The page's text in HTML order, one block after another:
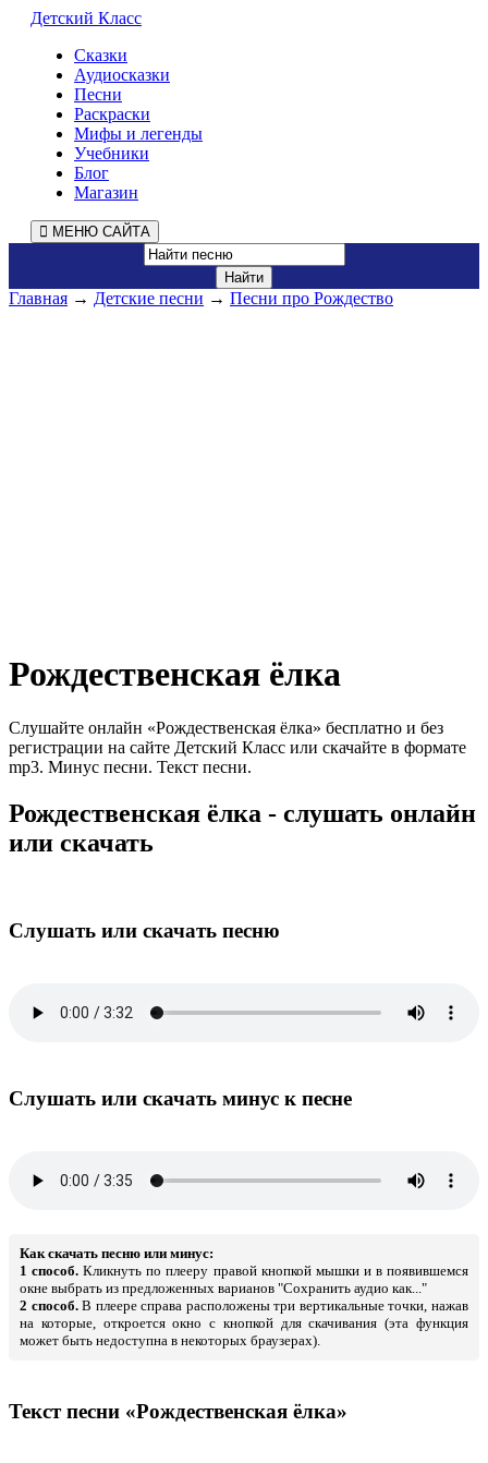
Детский Класс
Сказки
Аудиосказки
Песни
Раскраски
Мифы и легенды
Учебники
Блог
Магазин
МЕНЮ САЙТА
Главная → Детские песни → Песни про Рождество
Рождественская ёлка
Слушайте онлайн «Рождественская ёлка» бесплатно и без
регистрации на сайте Детский Класс или скачайте в формате
mp3. Минус песни. Текст песни.
Рождественская ёлка - слушать онлайн
или скачать
Слушать или скачать песню
Слушать или скачать минус к песне
Как скачать песню или минус:
1 способ. Кликнуть по плееру правой кнопкой мышки и в появившемся
окне выбрать из предложенных варианов "Сохранить аудио как..."
2 способ.В плеере справа расположены три вертикальные точки, нажав
на которые, откроется окно с кнопкой для скачивания (эта функция
может быть недоступна в некоторых браузерах).
Текст песни «Рождественская ёлка»